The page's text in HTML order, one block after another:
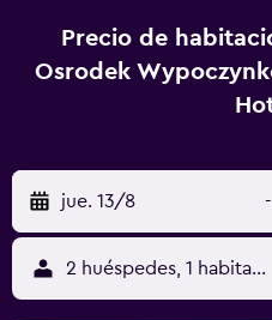
Wypoczynkowy AS PIK
aeropuerto Solidarity
Precio de
Osrodek
jue. 13/8 -
2 huéspedes, 1